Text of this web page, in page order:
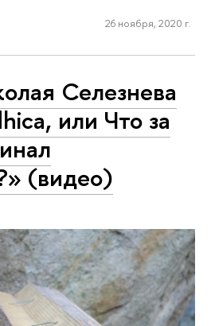
26 ноября, 2020 г.
Селезнева
или Что за
(видео)